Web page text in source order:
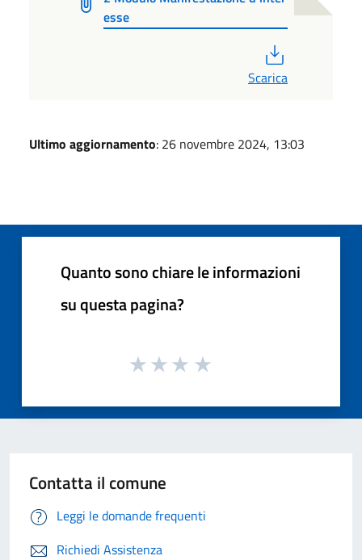
esse
Scarica
Ultimo aggiornamento: 26 novembre 2024, 13:03
Quanto sono chiare le informazioni
su questa pagina?
Contatta il comune
Leggi le domande frequenti
Richiedi Assistenza